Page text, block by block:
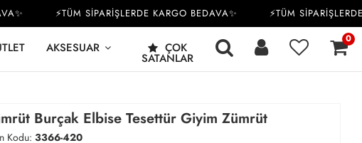
⚡TÜM SİPARİŞLERDE KARGO BEDAVA✨ ⚡TÜM SİPARİŞLERDE
AKSESUAR ÇOK
SATANLAR
0
Burçak Elbise Tesettür Giyim Zümrüt
Kodu: 3366-420